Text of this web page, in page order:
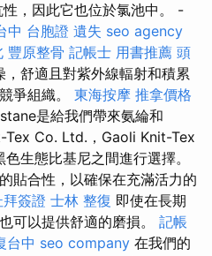
，因此它也位於氯池中。 -
中 台胞證 遺失 seo agency
豐原整骨 記帳士 用書推薦 頭
，舒適且對紫外線輻射和積累
爭組織。 東海按摩 推拿價格
是給我們帶來氨綸和
Co. Ltd.，Gaoli Knit-Tex
生態比基尼之間進行選擇。
貼合性，以確保在充滿活力的
拜簽證 士林 整復 即使在長期
可以提供舒適的磨損。 記帳
台中 seo company 在我們的